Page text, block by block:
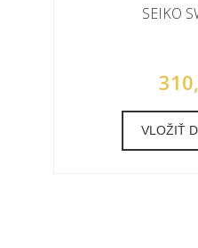
SEIKO
VLOŽIŤ